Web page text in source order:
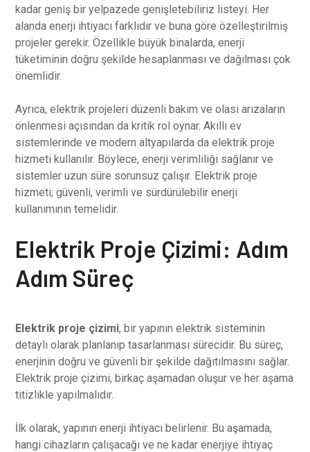
kadar geniş bir yelpazede genişletebiliriz listeyi. Her
alanda enerji ihtiyacı farklıdır ve buna göre özelleştirilmiş
projeler gerekir. Özellikle büyük binalarda, enerji
tüketiminin doğru şekilde hesaplanması ve dağılması çok
önemlidir.
Ayrıca, elektrik projeleri düzenli bakım ve olası arızaların
önlenmesi açısından da kritik rol oynar. Akıllı ev
sistemlerinde ve modern altyapılarda da elektrik proje
hizmeti kullanılır. Böylece, enerji verimliliği sağlanır ve
sistemler uzun süre sorunsuz çalışır. Elektrik proje
hizmeti; güvenli, verimli ve sürdürülebilir enerji
kullanımının temelidir.
Elektrik Proje Çizimi: Adım
Adım Süreç
Elektrik proje çizimi, bir yapının elektrik sisteminin
detaylı olarak planlanıp tasarlanması sürecidir. Bu süreç,
enerjinin doğru ve güvenli bir şekilde dağıtılmasını sağlar.
Elektrik proje çizimi, birkaç aşamadan oluşur ve her aşama
titizlikle yapılmalıdır.
İlk olarak, yapının enerji ihtiyacı belirlenir. Bu aşamada,
hangi cihazların çalışacağı ve ne kadar enerjiye ihtiyaç